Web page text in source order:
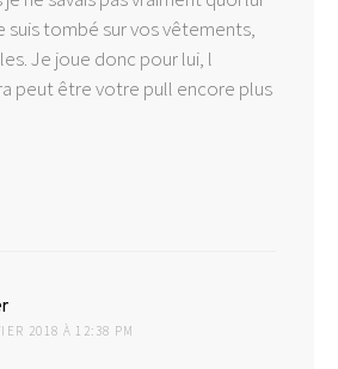
suis tombé sur vos vêtements,
Je joue donc pour lui, l
peut être votre pull encore plus
2018 À 12:38 PM